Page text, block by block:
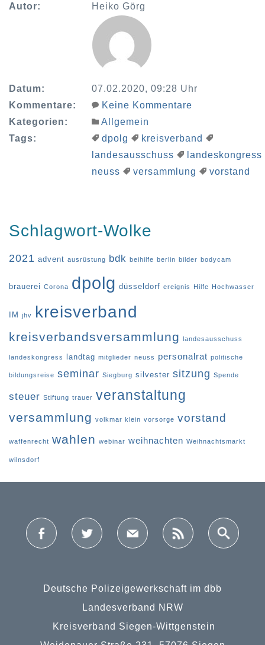
Autor: Heiko Görg
Datum:
07.02.2020, 09:28 Uhr
Kommentare:
Keine Kommentare
Kategorien:
Allgemein
Tags:
dpolg
kreisverband
landesausschuss
landeskongress
neuss
versammlung vorstand
Schlagwort-Wolke
2021 advent ausrüstung bdk beihilfe berlin bilder bodycam
brauerei Corona dpolg düsseldorf ereignis Hilfe Hochwasser
IM jhv kreisverband
kreisverbandsversammlung landesausschuss
landeskongress landtag mitglieder neuss personalrat politische
bildungsreise seminar Siegburg silvester sitzung Spende
steuer Stiftung trauer veranstaltung
versammlung volkmar klein vorsorge vorstand
waffenrecht wahlen webinar weihnachten Weihnachtsmarkt
wilnsdorf
Deutsche Polizeigewerkschaft im dbb
Landesverband NRW
Kreisverband Siegen-Wittgenstein